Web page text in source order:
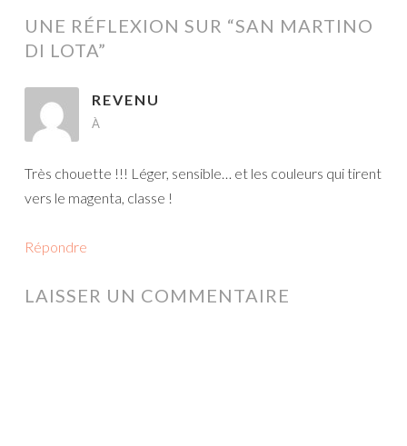
ARTICLES
UNE RÉFLEXION SUR “SAN MARTINO
DI LOTA”
REVENU
À
Très chouette !!! Léger, sensible… et les couleurs qui tirent
vers le magenta, classe !
Répondre
LAISSER UN COMMENTAIRE